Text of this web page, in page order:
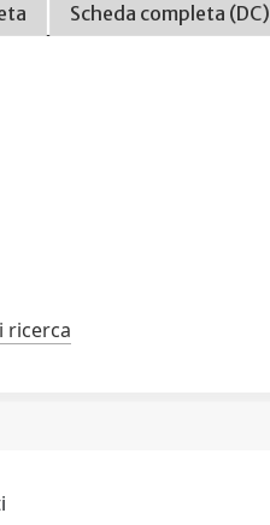
Scheda completa (DC)
ricerca